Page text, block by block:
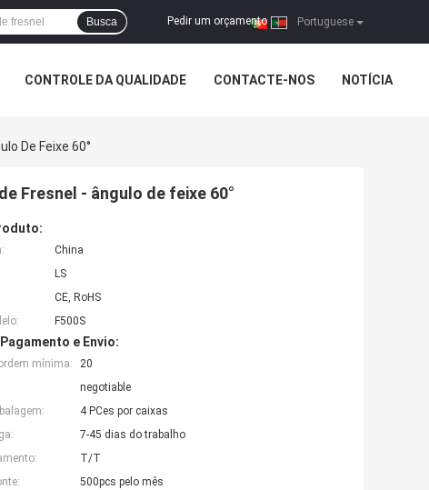
Portuguese
Pedir um orçamento |
Busca
CONTROLE DA QUALIDADE CONTACTE-NOS NOTÍCIA
De Feixe 60°
Fresnel - ângulo de feixe 60°
China
LS
CE, RoHS
F500S
e Envio:
mínima:
20
negotiable
4 PCes por caixas
7-45 dias do trabalho
T/T
500pcs pelo mês